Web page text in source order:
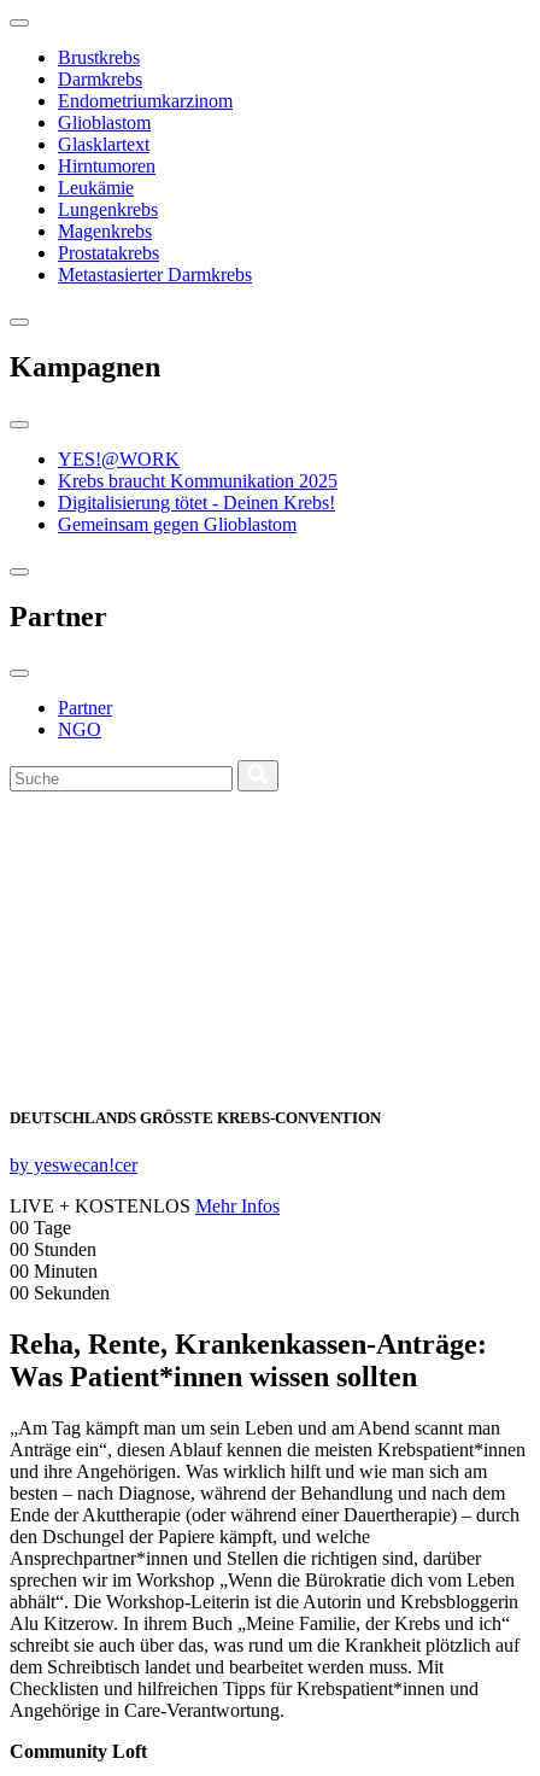
Brustkrebs
Darmkrebs
Endometriumkarzinom
Glioblastom
Glasklartext
Hirntumoren
Leukämie
Lungenkrebs
Magenkrebs
Prostatakrebs
Metastasierter Darmkrebs
Kampagnen
YES!@WORK
Krebs braucht Kommunikation 2025
Digitalisierung tötet - Deinen Krebs!
Gemeinsam gegen Glioblastom
Partner
Partner
NGO
DEUTSCHLANDS GRÖSSTE KREBS‑CONVENTION
by yeswecan!cer
LIVE + KOSTENLOS Mehr Infos
00 Tage
00 Stunden
00 Minuten
00 Sekunden
Reha, Rente, Krankenkassen-Anträge:
Was Patient*innen wissen sollten
„Am Tag kämpft man um sein Leben und am Abend scannt man
Anträge ein“, diesen Ablauf kennen die meisten Krebspatient*innen
und ihre Angehörigen. Was wirklich hilft und wie man sich am
besten – nach Diagnose, während der Behandlung und nach dem
Ende der Akuttherapie (oder während einer Dauertherapie) – durch
den Dschungel der Papiere kämpft, und welche
Ansprechpartner*innen und Stellen die richtigen sind, darüber
sprechen wir im Workshop „Wenn die Bürokratie dich vom Leben
abhält“. Die Workshop-Leiterin ist die Autorin und Krebsbloggerin
Alu Kitzerow. In ihrem Buch „Meine Familie, der Krebs und ich“
schreibt sie auch über das, was rund um die Krankheit plötzlich auf
dem Schreibtisch landet und bearbeitet werden muss. Mit
Checklisten und hilfreichen Tipps für Krebspatient*innen und
Angehörige in Care-Verantwortung.
Community Loft